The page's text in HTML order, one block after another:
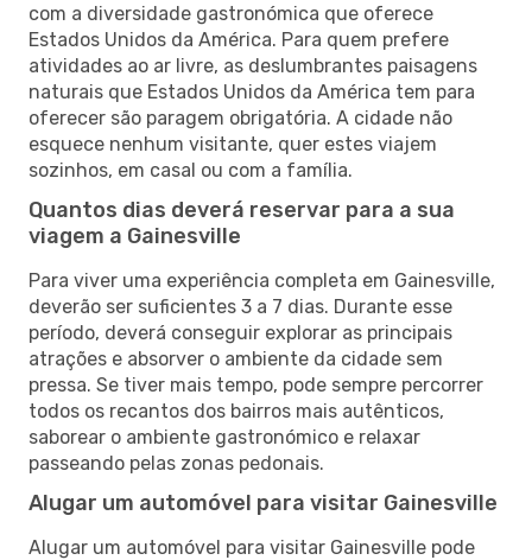
com a diversidade gastronómica que oferece
Estados Unidos da América. Para quem prefere
atividades ao ar livre, as deslumbrantes paisagens
naturais que Estados Unidos da América tem para
oferecer são paragem obrigatória. A cidade não
esquece nenhum visitante, quer estes viajem
sozinhos, em casal ou com a família.
Quantos dias deverá reservar para a sua
viagem a Gainesville
Para viver uma experiência completa em Gainesville,
deverão ser suficientes 3 a 7 dias. Durante esse
período, deverá conseguir explorar as principais
atrações e absorver o ambiente da cidade sem
pressa. Se tiver mais tempo, pode sempre percorrer
todos os recantos dos bairros mais autênticos,
saborear o ambiente gastronómico e relaxar
passeando pelas zonas pedonais.
Alugar um automóvel para visitar Gainesville
Alugar um automóvel para visitar Gainesville pode